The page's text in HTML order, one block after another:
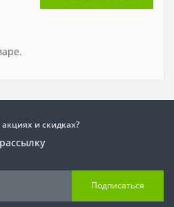
и скидках?
Подписаться